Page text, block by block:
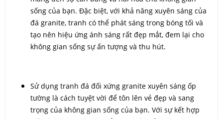
sống của bạn. Đặc biệt, với khả năng xuyên sáng của
đá granite, tranh có thể phát sáng trong bóng tối và
tạo nên hiệu ứng ánh sáng rất đẹp mắt, đem lại cho
không gian sống sự ấn tượng và thu hút.
Sử dụng tranh đá đối xứng granite xuyên sáng ốp
tường là cách tuyệt vời để tôn lên vẻ đẹp và sang
trọng của không gian sống của bạn. Với sự kết hợp